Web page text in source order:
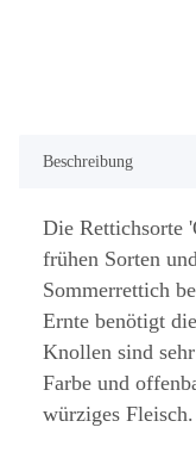
Beschreibung
Die Rettichsorte
frühen Sorten
Sommerrettich
Ernte benötigt
Knollen sind
Farbe und
würziges Fleisch.